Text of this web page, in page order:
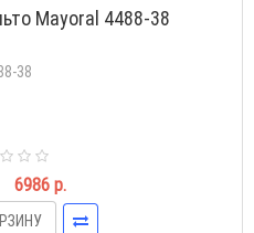
Mayoral 4488-38
38
6986 р.